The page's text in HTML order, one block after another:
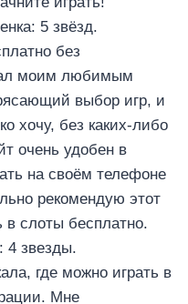
5 звёзд.
без
моим любимым
выбор игр, и
хочу, без каких-либо
очень удобен в
на своём телефоне
рекомендую этот
в слоты бесплатно.
4 звезды.
где можно играть в
Мне